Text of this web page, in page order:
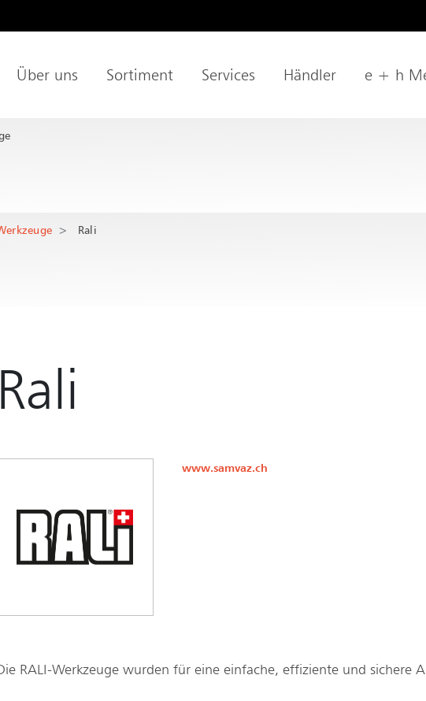
Page
Über uns Sortiment Services Händler e + h
Rali
Rali
www.samvaz.ch
RALI-Werkzeuge wurden für eine einfache, effiziente und sichere